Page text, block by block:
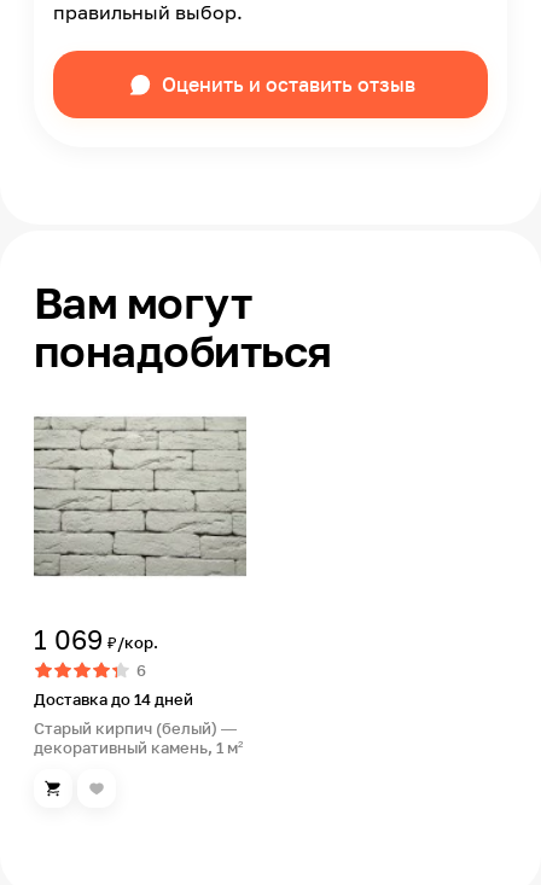
правильный выбор.
Оценить и оставить отзыв
Вам могут
понадобиться
1 069 ₽/кор.
6
Доставка до 14 дней
Старый кирпич (белый) —
декоративный камень, 1 м²